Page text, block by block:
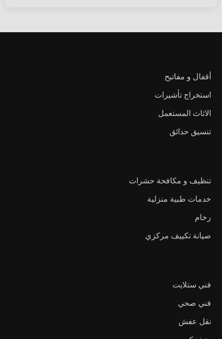
أقفال و مفاتيح
استخراج تأشيرات
الاثاث المستعمل
تنسيق حدائق
تنظيف و مكافحة حشرات
خدمات طبية منزلية
رخام
صيانة تكييف مركزي
فني ستلايت
فني صحي
نقل عفش